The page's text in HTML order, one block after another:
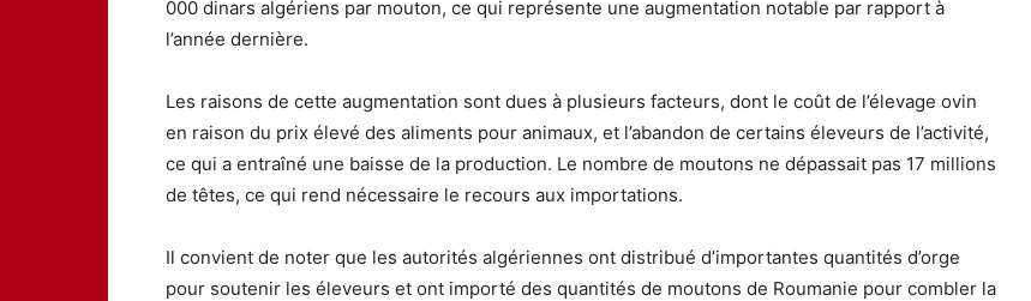
000 dinars algériens par mouton, ce qui représente une augmentation notable par rapport à
l’année dernière.
Les raisons de cette augmentation sont dues à plusieurs facteurs, dont le coût de l’élevage ovin
en raison du prix élevé des aliments pour animaux, et l’abandon de certains éleveurs de l’activité,
ce qui a entraîné une baisse de la production. Le nombre de moutons ne dépassait pas 17 millions
de têtes, ce qui rend nécessaire le recours aux importations.
Il convient de noter que les autorités algériennes ont distribué d’importantes quantités d’orge
pour soutenir les éleveurs et ont importé des quantités de moutons de Roumanie pour combler la